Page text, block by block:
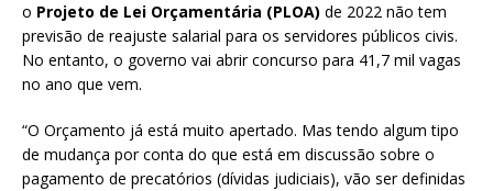
o Projeto de Lei Orçamentária (PLOA) de 2022 não tem
previsão de reajuste salarial para os servidores públicos civis.
No entanto, o governo vai abrir concurso para 41,7 mil vagas
no ano que vem.
“O Orçamento já está muito apertado. Mas tendo algum tipo
de mudança por conta do que está em discussão sobre o
pagamento de precatórios (dívidas judiciais), vão ser definidas